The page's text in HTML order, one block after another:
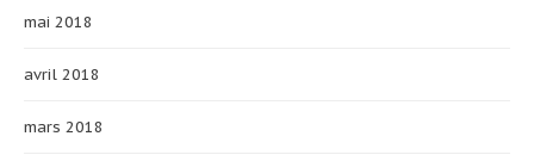
mai 2018
avril 2018
mars 2018